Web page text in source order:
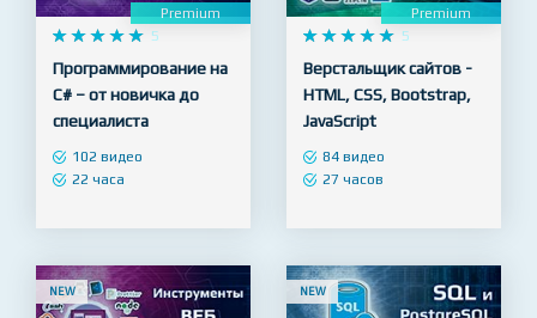

  
    5
Программирование на
C# – от новичка до
специалиста
    
     5
Верстальщик сайтов -
HTML, CSS, Bootstrap,
JavaScript